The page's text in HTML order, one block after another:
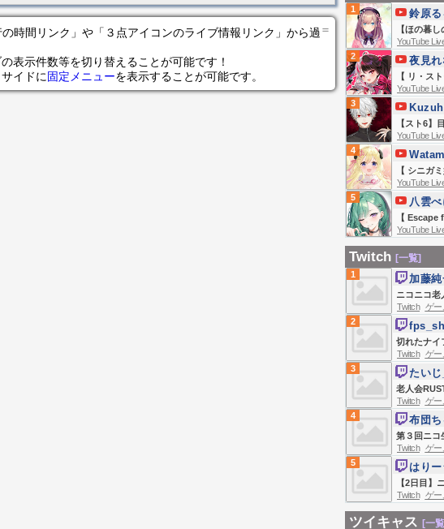
＝
時間リンク」や「３点アイコンのライブ情報リンク」から過
表示件数等を切り替えることが可能です！
イドに固定メニューを表示することが可能です。
第２層へ来まし
た...!!
1
【ほの暮
の・・？ス
ッ・・・！
原るる 】
鈴原
じ所属
YouTube
2
【 リ・ス
#02 レトロ
した。 【
夜見
rena
属】
YouTube
3
【スト6】
YouTube
4
【 シニガ
カミ姫役の
終回 【角
生】※ネタ
ため
YouTube
5
【
レイード【
八雲
YouTube
Twitch [一覧]
1
ニコニコ老
夜の部
加藤純
ん
Twitch ゲー
2
切れたナイ
Twitch ゲー
3
老人会
おおおおお
たい
る
Twitch ゲー
4
第３回ニコ
お布団ちゃ
ゃん、キズ
布団ち
す
Twitch ゲー
5
【2日目】
番、ソロで
はり
Twitch ゲー
ツイキャス [一